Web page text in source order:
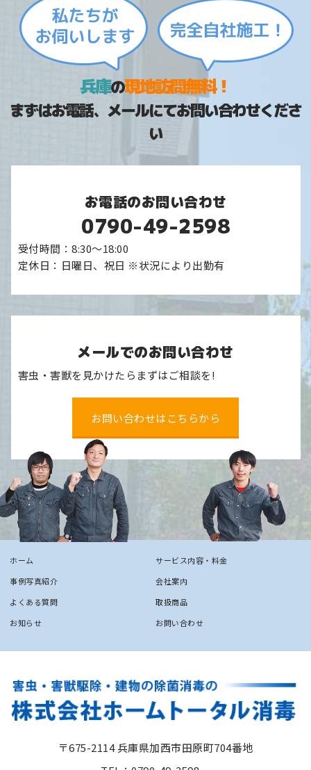
兵庫の現地訪問無料！
まずはお電話、メールにてお問い合わせくださ
い
お電話のお問い合わせ
0790-49-2598
受付時間：8:30～18:00
定休日：日曜日、祝日 ※状況により出勤有
メールでのお問い合わせ
害虫・害獣を見かけたらまずはご相談を!
お問い合わせはこちらから
ホーム
サービス内容・料金
事例写真紹介
会社案内
よくある質問
取扱商品
お知らせ
お問い合わせ
〒675-2114 兵庫県加西市田原町704番地